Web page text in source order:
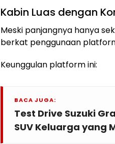
Kabin Luas dengan
Meski panjangnya hanya
berkat penggunaan
Keunggulan platform ini:
BACA JUGA:
Test Drive Suzuki
SUV Keluarga yang